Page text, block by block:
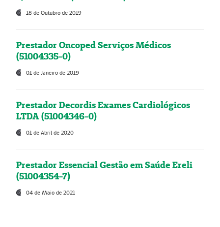
18 de Outubro de 2019
Prestador Oncoped Serviços Médicos
(51004335-0)
01 de Janeiro de 2019
Prestador Decordis Exames Cardiológicos
LTDA (51004346-0)
01 de Abril de 2020
Prestador Essencial Gestão em Saúde Ereli
(51004354-7)
04 de Maio de 2021